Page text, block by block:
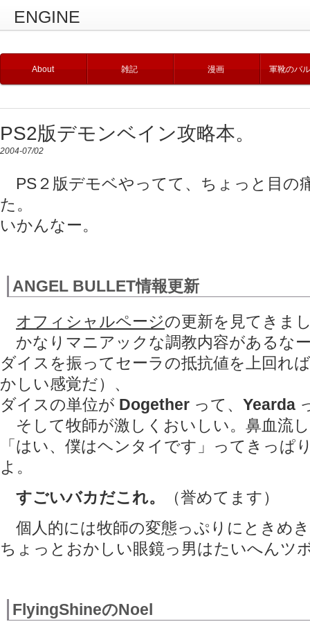
ENGINE
About 雑記 漫画 軍靴のバ
PS2版デモンベイン攻略本。
2004-07/02
PS２版デモベやってて、ちょっと目の
た。
いかんなー。
ANGEL BULLET情報更新
オフィシャルページの更新を見てきま
かなりマニアックな調教内容があるな
ダイスを振ってセーラの抵抗値を上回れ
かしい感覚だ）、
ダイスの単位が Dogether って、 Yearda
そして牧師が激しくおいしい。鼻血流
「はい、僕はヘンタイです」ってきっぱ
よ。
すごいバカだこれ。
（誉めてます）
個人的には牧師の変態っぷりにときめ
ちょっとおかしい眼鏡っ男はたいへんツ
FlyingShineのNoel